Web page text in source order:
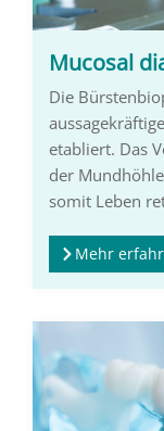
Mucosal
Die
etabliert. Das
der
somit Leben
Mehr